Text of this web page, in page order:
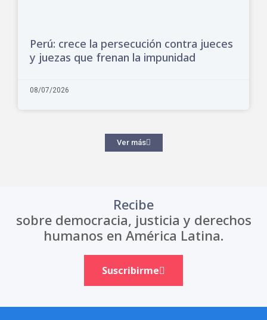
Perú: crece la persecución contra jueces
y juezas que frenan la impunidad
08/07/2026
Ver más
Recibe
sobre democracia, justicia y derechos
humanos en América Latina.
Suscribirme